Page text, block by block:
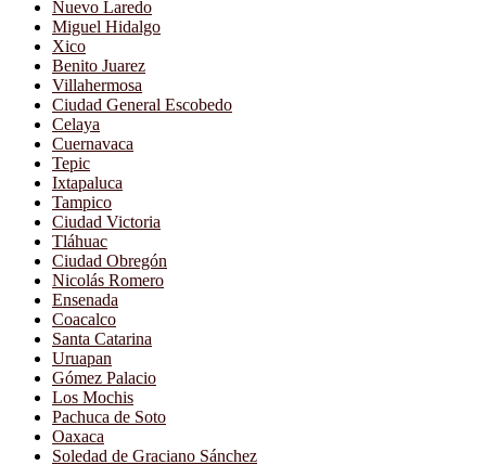
Nuevo Laredo
Miguel Hidalgo
Xico
Benito Juarez
Villahermosa
Ciudad General Escobedo
Celaya
Cuernavaca
Tepic
Ixtapaluca
Tampico
Ciudad Victoria
Tláhuac
Ciudad Obregón
Nicolás Romero
Ensenada
Coacalco
Santa Catarina
Uruapan
Gómez Palacio
Los Mochis
Pachuca de Soto
Oaxaca
Soledad de Graciano Sánchez